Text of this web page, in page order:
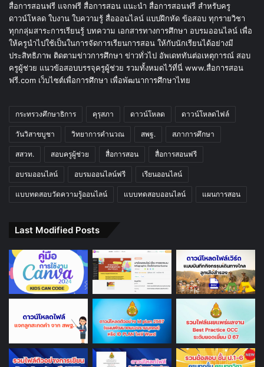
สื่อการสอนฟรี แจกฟรี สื่อการสอน แนะนำ สื่อการสอนฟรี สำหรับครู
ดาวน์โหลด ใบงาน ใบความรู้ สื่อออนไลน์ แบบฝึกหัด ข้อสอบ ทุกรายวิชา
ทุกกลุ่มสาระการเรียนรู้ บทความ เอกสารทางการศึกษา อบรมออนไลน์ เพื่อ
ให้ครูนำไปใช้เป็นในการจัดการเรียนการสอน ให้กับนักเรียนได้อย่างมี
ประสิทธิภาพ ติดตามข่าวการศึกษา ข่าวทั่วไป อัพเดททันต่อเหตุการณ์ สอบ
ครูผู้ช่วย แนวข้อสอบบรรจุครูผู้ช่วย รวมทั้งหมดไว้ที่นี่ www.สื่อการสอน
ฟรี.com เว็บไซต์เพื่อการศึกษา เพื่อพัฒนาการศึกษาไทย
กระทรวงศึกษาธิการ คุรุสภา ดาวน์โหลด ดาวน์โหลดไฟล์
วันวิสาขบูชา วิทยาการคำนวณ สพฐ. สภาการศึกษา
สสวท. สอบครูผู้ช่วย สื่อการสอน สื่อการสอนฟรี
อบรมออนไลน์ อบรมออนไลน์ฟรี เรียนออนไลน์
แบบทดสอบวัดความรู้ออนไลน์ แบบทดสอบออนไลน์ แผนการสอน
Last Modified Posts